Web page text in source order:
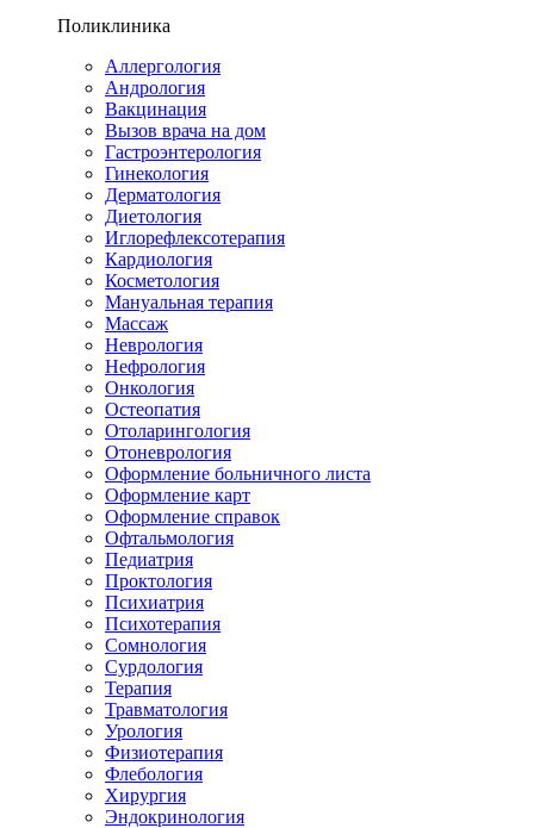
Поликлиника
Аллергология
Андрология
Вакцинация
Вызов врача на дом
Гастроэнтерология
Гинекология
Дерматология
Диетология
Иглорефлексотерапия
Кардиология
Косметология
Мануальная терапия
Массаж
Неврология
Нефрология
Онкология
Остеопатия
Отоларингология
Отоневрология
Оформление больничного листа
Оформление карт
Оформление справок
Офтальмология
Педиатрия
Проктология
Психиатрия
Психотерапия
Сомнология
Сурдология
Терапия
Травматология
Урология
Физиотерапия
Флебология
Хирургия
Эндокринология